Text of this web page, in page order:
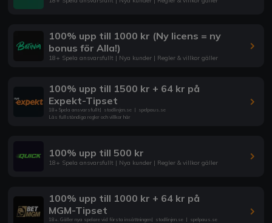
100% upp till 1000 kr (Ny licens = ny
bonus för Alla!)
18+ Spela ansvarsfullt | Nya kunder | Regler & villkor gäller
100% upp till 1500 kr + 64 kr på
Expekt-Tipset
18+ Spela ansvarsfullt| stodlinjen.se | spelpaus.se
Läs fullständiga regler och villkor här
100% upp till 500 kr
18+ Spela ansvarsfullt | Nya kunder | Regler & villkor gäller
100% upp till 1000 kr + 64 kr på
MGM-Tipset
18+. Gäller nya spelare vid första insättningen| stodlinjen.se | spelpaus.se